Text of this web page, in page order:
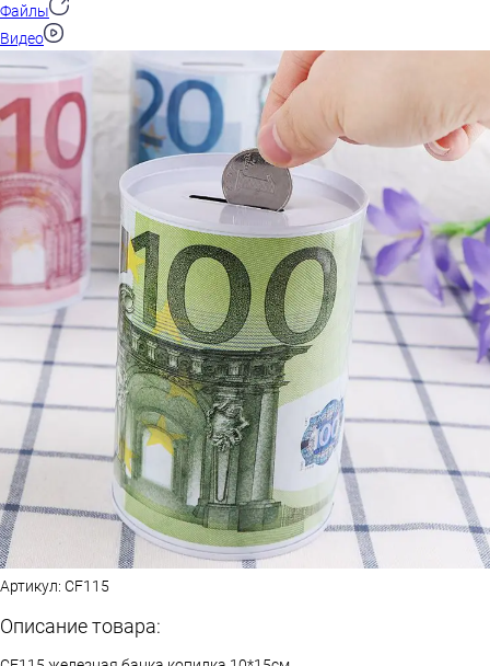
Файлы
Видео
Артикул: CF115
Описание товара: